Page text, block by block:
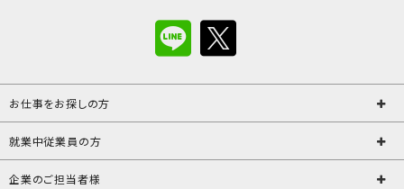
お仕事をお探しの方
就業中従業員の方
企業のご担当者様